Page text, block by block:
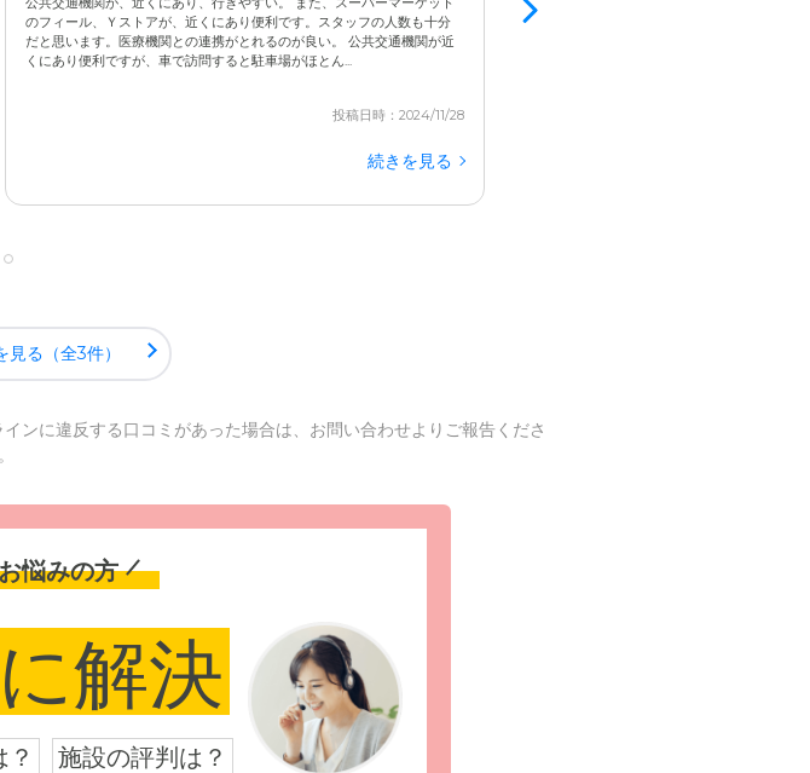
のフィール、Ｙストアが、近くにあり便利です。スタッフの人数も十分
だと思います。医療機関との連携がとれるのが良い。 公共交通機関が近
くにあり便利ですが、車で訪問すると駐車場がほとん...
投稿日時：2024/11/28
続きを見る
した。 設備がきれいで清潔感があり、快適に過
る（全3件）
ンに違反する口コミがあった場合は、お問い合わせよりご報告くださ
悩みの方
解決
施設の評判は？